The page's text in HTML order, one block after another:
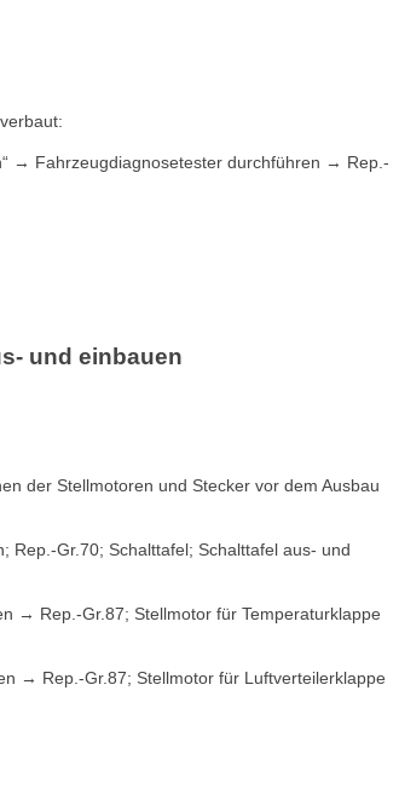
→ Fahrzeugdiagnosetester durchführen → Rep.-
und einbauen
der Stellmotoren und Stecker vor dem Ausbau
Gr.70; Schalttafel; Schalttafel aus- und
→ Rep.-Gr.87; Stellmotor für Temperaturklappe
→ Rep.-Gr.87; Stellmotor für Luftverteilerklappe